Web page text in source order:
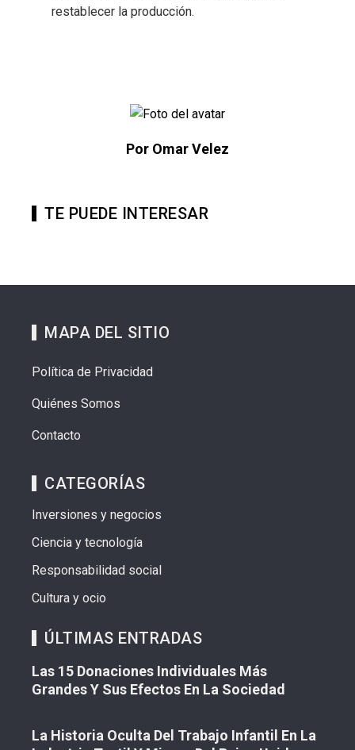
restablecer la producción.
Por Omar Velez
TE PUEDE INTERESAR
MAPA DEL SITIO
Política de Privacidad
Quiénes Somos
Contacto
CATEGORÍAS
Inversiones y negocios
Ciencia y tecnología
Responsabilidad social
Cultura y ocio
ÚLTIMAS ENTRADAS
Las 15 Donaciones Individuales Más
Grandes Y Sus Efectos En La Sociedad
La Historia Oculta Del Trabajo Infantil En La